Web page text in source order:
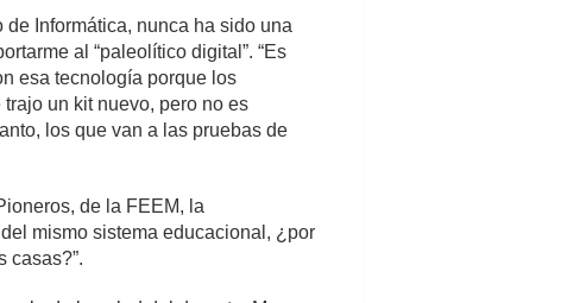
Informática, nunca ha sido una
al “paleolítico digital”. “Es
esa tecnología porque los
un kit nuevo, pero no es
los que van a las pruebas de
de la FEEM, la
mismo sistema educacional, ¿por
casas?”.